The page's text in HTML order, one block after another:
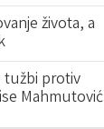
života, a
tužbi protiv
Mahmutović